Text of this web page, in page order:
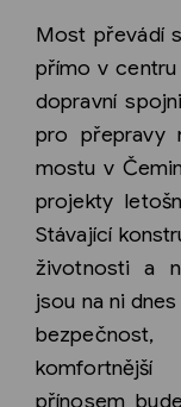
Most převádí
přímo v centru
dopravní
pro přepravy
mostu v
projekty
Stávající
životnosti a
jsou na ni
přínosem